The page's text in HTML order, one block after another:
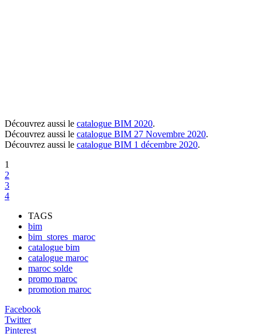
Découvrez aussi le catalogue BIM 2020.
Découvrez aussi le catalogue BIM 27 Novembre 2020.
Découvrez aussi le catalogue BIM 1 décembre 2020.
1
2
3
4
TAGS
bim
bim_stores_maroc
catalogue bim
catalogue maroc
maroc solde
promo maroc
promotion maroc
Facebook
Twitter
Pinterest